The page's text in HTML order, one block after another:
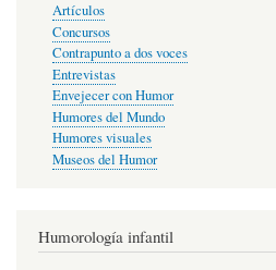
Artículos
Concursos
Contrapunto a dos voces
Entrevistas
Envejecer con Humor
Humores del Mundo
Humores visuales
Museos del Humor
Humorología infantil